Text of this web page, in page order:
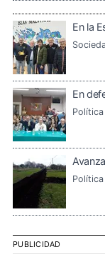
En la
En
Política |
Política |
PUBLICIDAD